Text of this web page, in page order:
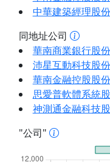
中華建築經理股
同地址公司
華南商業銀行股
沛星互動科技股
華南金融控股股
思愛普軟體系統
神測通金融科技
"公司"